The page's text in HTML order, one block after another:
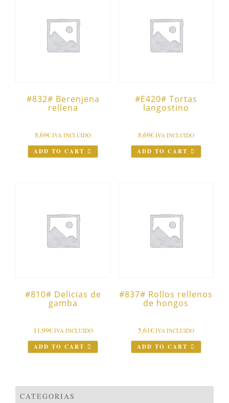
#832# Berenjena
rellena
8,69€ IVA INCLUIDO
ADD TO CART
#E420# Tortas
langostino
8,69€ IVA INCLUIDO
ADD TO CART
#810# Delicias de
gamba
11,99€ IVA INCLUIDO
ADD TO CART
#837# Rollos rellenos
de hongos
5,61€ IVA INCLUIDO
ADD TO CART
CATEGORIAS